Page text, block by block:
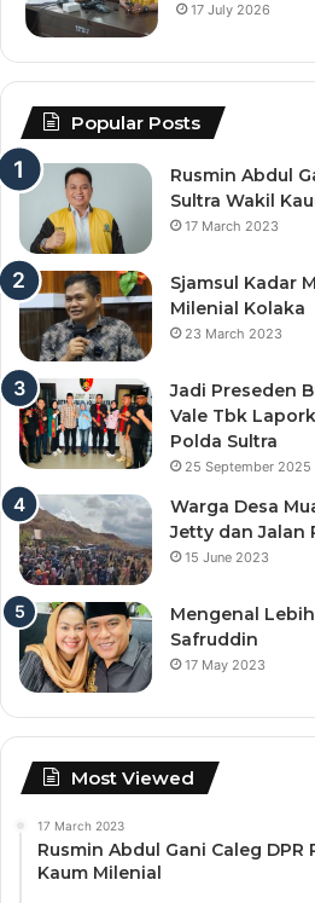
17 July 2026
Popular Posts
Rusmin Abdul
Sultra Wakil
17 March 2023
Sjamsul Kadar
Milenial Kolaka
23 March 2023
Jadi Preseden
Vale Tbk
Polda Sultra
25 September 2025
Warga Desa
Jetty dan Jalan
15 June 2023
Mengenal
Safruddin
17 May 2023
Most Viewed
17 March 2023
Rusmin Abdul Gani Caleg DPR
Kaum Milenial